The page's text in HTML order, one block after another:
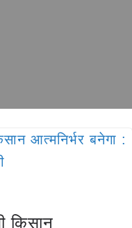
किसान